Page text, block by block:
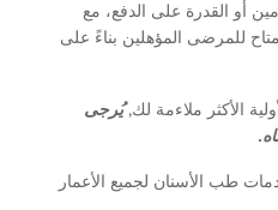
على الدفع، مع
المؤهلين بناءً على
لك,
يُرجى
لجميع الأعمار